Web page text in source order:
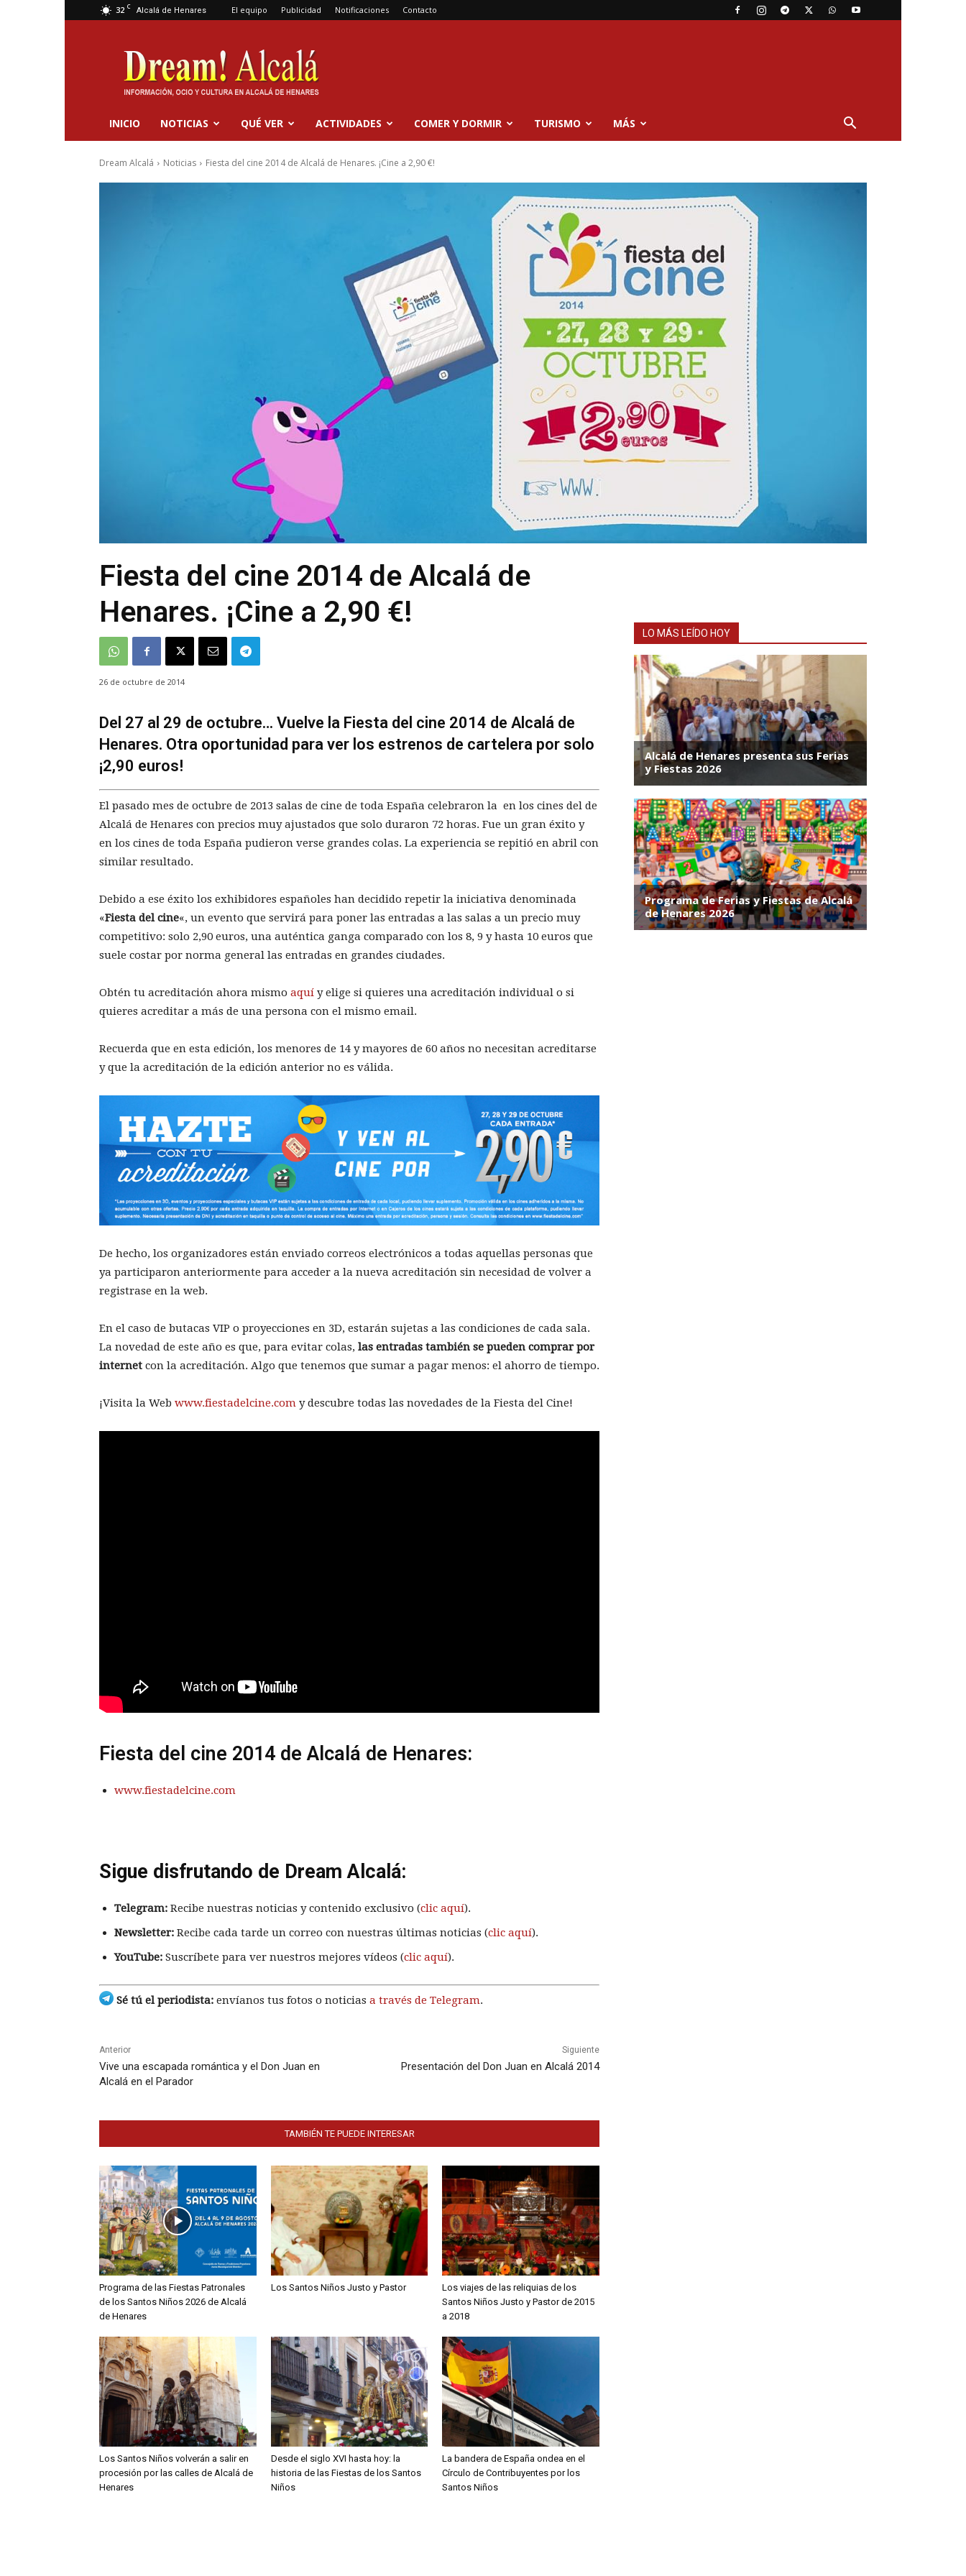
32 C Alcalá de Henares El equipo Publicidad Notificaciones Contacto
Dream
Alcalá
INICIO NOTICIAS QUÉ VER ACTIVIDADES COMER Y DORMIR TURISMO MÁS
Dream Alcalá Noticias Fiesta del cine 2014 de Alcalá de Henares. ¡Cine a 2,90 €!
Fiesta del cine 2014 de Alcalá de
Henares. ¡Cine a 2,90 €!
26 de octubre de 2014
Del 27 al 29 de octubre… Vuelve la Fiesta del cine 2014 de Alcalá de
Henares. Otra oportunidad para ver los estrenos de cartelera por solo
¡2,90 euros!
El pasado mes de octubre de 2013 salas de cine de toda España celebraron la en los cines del de
Alcalá de Henares con precios muy ajustados que solo duraron 72 horas. Fue un gran éxito y
en los cines de toda España pudieron verse grandes colas. La experiencia se repitió en abril con
similar resultado.
Debido a ese éxito los exhibidores españoles han decidido repetir la iniciativa denominada
«Fiesta del cine«, un evento que servirá para poner las entradas a las salas a un precio muy
competitivo: solo 2,90 euros, una auténtica ganga comparado con los 8, 9 y hasta 10 euros que
suele costar por norma general las entradas en grandes ciudades.
Obtén tu acreditación ahora mismo aquí y elige si quieres una acreditación individual o si
quieres acreditar a más de una persona con el mismo email.
Recuerda que en esta edición, los menores de 14 y mayores de 60 años no necesitan acreditarse
y que la acreditación de la edición anterior no es válida.
De hecho, los organizadores están enviado correos electrónicos a todas aquellas personas que
ya participaron anteriormente para acceder a la nueva acreditación sin necesidad de volver a
registrase en la web.
En el caso de butacas VIP o proyecciones en 3D, estarán sujetas a las condiciones de cada sala.
La novedad de este año es que, para evitar colas, las entradas también se pueden comprar por
internet con la acreditación. Algo que tenemos que sumar a pagar menos: el ahorro de tiempo.
¡Visita la Web www.fiestadelcine.com y descubre todas las novedades de la Fiesta del Cine!
Fiesta del cine 2014 de Alcalá de Henares:
www.fiestadelcine.com
Sigue disfrutando de Dream Alcalá:
Telegram: Recibe nuestras noticias y contenido exclusivo (clic aquí).
Newsletter: Recibe cada tarde un correo con nuestras últimas noticias (clic aquí).
YouTube: Suscríbete para ver nuestros mejores vídeos (clic aquí).
Sé tú el periodista: envíanos tus fotos o noticias a través de Telegram.
Anterior
Vive una escapada romántica y el Don Juan en
Alcalá en el Parador
Siguiente
Presentación del Don Juan en Alcalá 2014
TAMBIÉN TE PUEDE INTERESAR
Programa de las Fiestas Patronales
de los Santos Niños 2026 de Alcalá
de Henares
Los Santos Niños Justo y Pastor
Los viajes de las reliquias de los
Santos Niños Justo y Pastor de 2015
a 2018
Los Santos Niños volverán a salir en
procesión por las calles de Alcalá de
Henares
Desde el siglo XVI hasta hoy: la
historia de las Fiestas de los Santos
Niños
La bandera de España ondea en el
Círculo de Contribuyentes por los
Santos Niños
LO MÁS LEÍDO HOY